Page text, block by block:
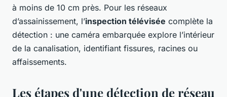
à moins de 10 cm près. Pour les réseaux
d’assainissement, l’inspection télévisée complète la
détection : une caméra embarquée explore l’intérieur
de la canalisation, identifiant fissures, racines ou
affaissements.
Les étapes d'une détection de réseau